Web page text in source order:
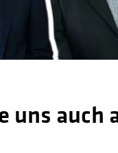
uns auch